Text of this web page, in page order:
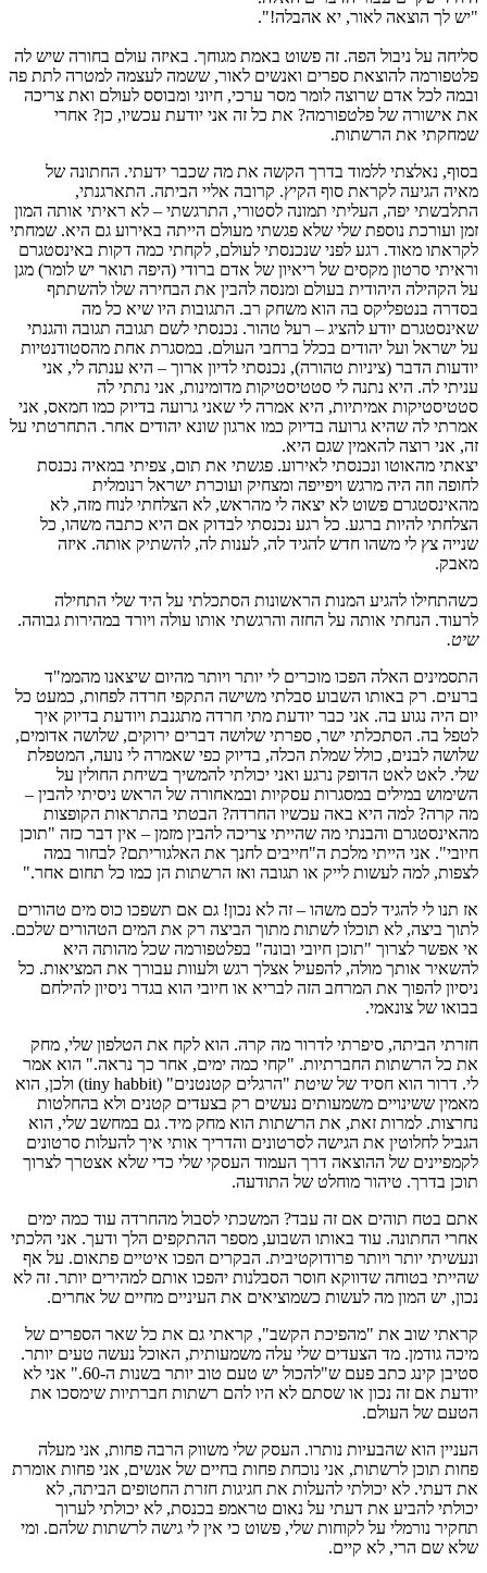
"יש לך הוצאה לאור, יא אהבלה!".
סליחה על ניבול הפה. זה פשוט באמת מגוחך. באיזה עולם בחורה שיש לה
פלטפורמה להוצאת ספרים ואנשים לאור, ששמה לעצמה למטרה לתת פה
ובמה לכל אדם שרוצה לומר מסר ערכי, חיוני ומבוסס לעולם ואת צריכה
את אישורה של פלטפורמה? את כל זה אני יודעת עכשיו, כן? אחרי
שמחקתי את הרשתות.
בסוף, נאלצתי ללמוד בדרך הקשה את מה שכבר ידעתי. החתונה של
מאיה הגיעה לקראת סוף הקיץ. קרובה אליי הביתה. התארגנתי,
התלבשתי יפה, העליתי תמונה לסטורי, התרגשתי – לא ראיתי אותה המון
זמן ועורכת נוספת שלי שלא פגשתי מעולם הייתה באירוע גם היא. שמחתי
לקראתו מאוד. רגע לפני שנכנסתי לעולם, לקחתי כמה דקות באינסטגרם
וראיתי סרטון מקסים של ריאיון של אדם ברודי (היפה תואר יש לומר) מגן
על הקהילה היהודית בעולם ומנסה להבין את הבחירה שלו להשתתף
בסדרה בנטפליקס בה הוא משחק רב. התגובות היו שיא כל מה
שאינסטגרם יודע להציג – רעל טהור. נכנסתי לשם תגובה תגובה והגנתי
על ישראל ועל יהודים בכלל ברחבי העולם. במסגרת אחת מהסטודנטיות
יודעות הדבר (ציניות טהורה), נכנסתי לדיון ארוך – היא ענתה לי, אני
עניתי לה. היא נתנה לי סטטיסטיקות מדומינות, אני נתתי לה
סטטיסטיקות אמיתיות, היא אמרה לי שאני גרועה בדיוק כמו חמאס, אני
אמרתי לה שהיא גרועה בדיוק כמו ארגון שונא יהודים אחר. התחרטתי על
זה, אני רוצה להאמין שגם היא.
יצאתי מהאוטו ונכנסתי לאירוע. פגשתי את תום, צפיתי במאיה נכנסת
לחופה וזה היה מרגש ויפייפה ומצחיק ועוכרת ישראל רנומלית
מהאינסטגרם פשוט לא יצאה לי מהראש, לא הצלחתי לנוח מזה, לא
הצלחתי להיות ברגע. כל רגע נכנסתי לבדוק אם היא כתבה משהו, כל
שנייה צץ לי משהו חדש להגיד לה, לענות לה, להשתיק אותה. איזה
מאבק.
כשהתחילו להגיע המנות הראשונות הסתכלתי על היד שלי התחילה
לרעוד. הנחתי אותה על החזה והרגשתי אותו עולה ויורד במהירות גבוהה.
שיט.
התסמינים האלה הפכו מוכרים לי יותר ויותר מהיום שיצאנו מהממ"ד
ברעים. רק באותו השבוע סבלתי משישה התקפי חרדה לפחות, כמעט כל
יום היה נגוע בה. אני כבר יודעת מתי חרדה מתגנבת ויודעת בדיוק איך
לטפל בה. הסתכלתי ישר, ספרתי שלושה דברים ירוקים, שלושה אדומים,
שלושה לבנים, כולל שמלת הכלה, בדיוק כפי שאמרה לי נועה, המטפלת
שלי. לאט לאט הדופק נרגע ואני יכולתי להמשיך בשיחת החולין על
השימוש במילים במסגרות עסקיות ובמאחורה של הראש ניסיתי להבין –
מה קרה? למה היא באה עכשיו החרדה? הבטתי בהתראות הקופצות
מהאינסטגרם והבנתי מה שהייתי צריכה להבין מזמן – אין דבר כזה "תוכן
חיובי". אני הייתי מלכת ה"חייבים לחנך את האלגוריתם? לבחור במה
לצפות, למה לעשות לייק או תגובה ואז הרשתות הן כמו כל תחום אחר."
אז תנו לי להגיד לכם משהו – זה לא נכון! גם אם תשפכו כוס מים טהורים
לתוך ביצה, לא תוכלו לשתות מתוך הביצה רק את המים הטהורים שלכם.
אי אפשר לצרוך "תוכן חיובי ובונה" בפלטפורמה שכל מהותה היא
להשאיר אותך מולה, להפעיל אצלך רגש ולעוות עבורך את המציאות. כל
ניסיון להפוך את המרחב הזה לבריא או חיובי הוא בגדר ניסיון להילחם
בבואו של צונאמי.
חזרתי הביתה, סיפרתי לדרור מה קרה. הוא לקח את הטלפון שלי, מחק
את כל הרשתות החברתיות. "קחי כמה ימים, אחר כך נראה." הוא אמר
לי. דרור הוא חסיד של שיטת "הרגלים קטנטנים" (tiny habbit) ולכן, הוא
מאמין ששינויים משמעותים נעשים רק בצעדים קטנים ולא בהחלטות
נחרצות. למרות זאת, את הרשתות הוא מחק מיד. גם במחשב שלי, הוא
הגביל לחלוטין את הגישה לסרטונים והדריך אותי איך להעלות סרטונים
לקמפיינים של ההוצאה דרך העמוד העסקי שלי כדי שלא אצטרך לצרוך
תוכן בדרך. טיהור מוחלט של התודעה.
אתם בטח תוהים אם זה עבד? המשכתי לסבול מהחרדה עוד כמה ימים
אחרי החתונה. עוד באותו השבוע, מספר ההתקפים הלך ודעך. אני הלכתי
ונעשיתי יותר ויותר פרודוקטיבית. הבקרים הפכו איטיים פתאום. על אף
שהייתי בטוחה שדווקא חוסר הסבלנות יהפכו אותם למהירים יותר. זה לא
נכון, יש המון מה לעשות כשמוציאים את העיניים מחיים של אחרים.
קראתי שוב את "מהפיכת הקשב", קראתי גם את כל שאר הספרים של
מיכה גודמן. מד הצעדים שלי עלה משמעותית, האוכל נעשה טעים יותר.
סטיבן קינג כתב פעם ש"להכול יש טעם טוב יותר בשנות ה-60." אני לא
יודעת אם זה נכון או שסתם לא היו להם רשתות חברתיות שימסכו את
הטעם של העולם.
העניין הוא שהבעיות נותרו. העסק שלי משווק הרבה פחות, אני מעלה
פחות תוכן לרשתות, אני נוכחת פחות בחיים של אנשים, אני פחות אומרת
את דעתי. לא יכולתי להעלות את חגיגות חזרת החטופים הביתה, לא
יכולתי להביע את דעתי על נאום טראמפ בכנסת, לא יכולתי לערוך
תחקיר נורמלי על לקוחות שלי, פשוט כי אין לי גישה לרשתות שלהם. ומי
שלא שם הרי, לא קיים.